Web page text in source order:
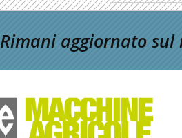
Rimani aggiornato sul